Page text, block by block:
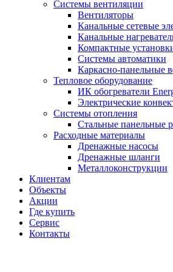
Системы вентиляции
Вентиляторы
Канальные сетевые
Канальные
Компактные
Системы автоматики
Каркасно-панельные
Тепловое оборудование
ИК обогреватели
Электрические
Системы отопления
Стальные панельные
Расходные материалы
Дренажные насосы
Дренажные шланги
Металлоконструкции
Клиентам
Объекты
Акции
Где купить
Сервис
Контакты